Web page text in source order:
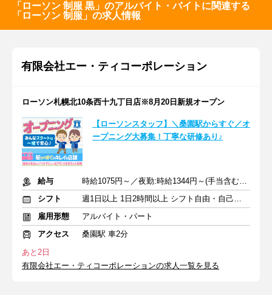
「ローソン 制服 黒」のアルバイト・バイトに関連する
「ローソン 制服」の求人情報
有限会社エー・ティコーポレーション
ローソン札幌北10条西十九丁目店※8月20日新規オープン
【ローソンスタッフ】＼桑園駅からすぐ／オ
ープニング大募集！丁寧な研修あり♪
給与
時給1075円～／夜勤:時給1344円～(手当含む)+交通費規定支給
シフト
週1日以上 1日2時間以上 シフト自由・自己申告
雇用形態
アルバイト・パート
アクセス
桑園駅 車2分
あと2日
有限会社エー・ティコーポレーションの求人一覧を見る